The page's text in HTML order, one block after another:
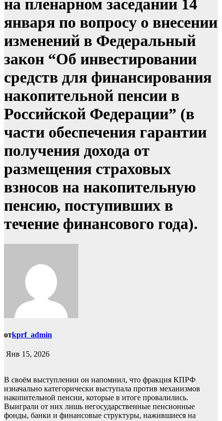
на пленарном заседании 14
января по вопросу о внесении
изменений в Федеральный
закон “Об инвестировании
средств для финансирования
накопительной пенсии в
Российской Федерации” (в
части обеспечения гарантии
получения дохода от
размещения страховых
взносов на накопительную
пенсию, поступивших в
течение финансового года).
отkprf_admin
Янв 15, 2026
В своём выступлении он напомнил, что фракция КПРФ
изначально категорически выступала против механизмов
накопительной пенсии, которые в итоге провалились.
Выиграли от них лишь негосударственные пенсионные
фонды, банки и финансовые структуры, нажившиеся на